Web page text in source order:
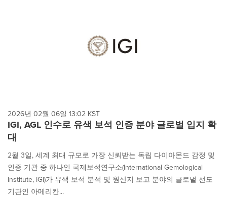
2026년 02월 06일 13:02 KST
IGI, AGL 인수로 유색 보석 인증 분야 글로벌 입지 확
대
2월 3일, 세계 최대 규모로 가장 신뢰받는 독립 다이아몬드 감정 및
인증 기관 중 하나인 국제보석연구소(International Gemological
Institute, IGI)가 유색 보석 분석 및 원산지 보고 분야의 글로벌 선도
기관인 아메리칸...